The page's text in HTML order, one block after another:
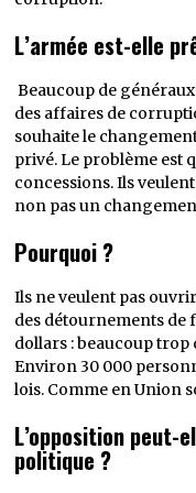
L’armée est-elle
Beaucoup de
des affaires de
souhaite le
privé. Le problème est
concessions. Ils
non pas un
Pourquoi ?
Ils ne veulent pas
des détournements de
dollars : beaucoup
Environ 30 000
lois. Comme en Union
L’opposition peut-
politique ?